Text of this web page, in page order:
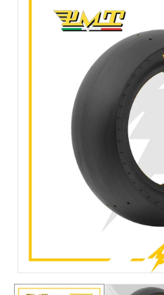
Información
Del Producto